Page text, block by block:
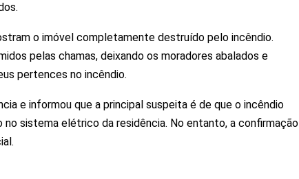
o imóvel completamente destruído pelo incêndio.
pelas chamas, deixando os moradores abalados e
pertences no incêndio.
e informou que a principal suspeita é de que o incêndio
sistema elétrico da residência. No entanto, a confirmação